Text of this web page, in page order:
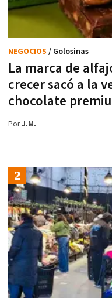
La marca de
crecer sacó a la
chocolate
NEGOCIOS / Golosinas
PorJ.M.